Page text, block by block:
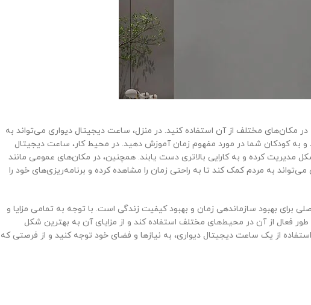
مکان‌های مختلف از آن استفاده کنید. در منزل، ساعت دیجیتال دیواری می‌تواند به
و به کودکان شما در مورد مفهوم زمان آموزش دهید. در محیط کار، ساعت دیجیتال
مدیریت کرده و به کارایی بالاتری دست یابند. همچنین، در مکان‌های عمومی مانند
به مردم کمک کند تا به راحتی زمان را مشاهده کرده و برنامه‌ریزی‌های خود را
برای بهبود سازماندهی زمان و بهبود کیفیت زندگی است. با توجه به تمامی مزایا و
فعال از آن در محیط‌های مختلف استفاده کند و از مزایای آن به بهترین شکل
از یک ساعت دیجیتال دیواری، به نیازها و فضای خود توجه کنید و از فرصتی که